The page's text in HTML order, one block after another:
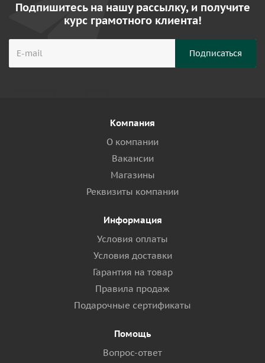
Подпишитесь на нашу рассылку, и получите
курс грамотного клиента!
Компания
О компании
Вакансии
Магазины
Реквизиты компании
Информация
Условия оплаты
Условия доставки
Гарантия на товар
Правила продаж
Подарочные сертификаты
Помощь
Вопрос-ответ